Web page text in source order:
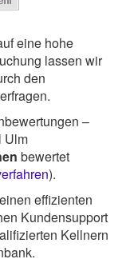
eine hohe
lassen wir
den
–
Ulm
bewertet
).
effizienten
Kundensupport
Kellnern